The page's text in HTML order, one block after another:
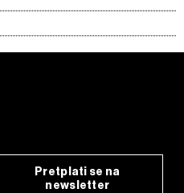
Pretplati se na
newsletter